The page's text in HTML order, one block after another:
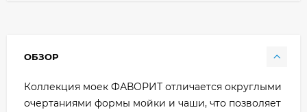
ОБЗОР
Коллекция моек ФАВОРИТ отличается округлыми
очертаниями формы мойки и чаши, что позволяет